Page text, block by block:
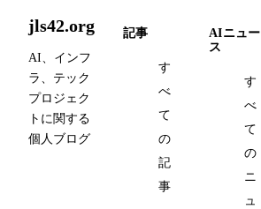
jls42.org
AI、インフ
ラ、テック
プロジェク
トに関する
個人ブログ
記事
す
べ
て
の
記
事
AIニュー
ス
す
べ
て
の
ニ
ュ